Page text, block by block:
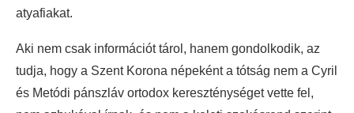
atyafiakat.
Aki nem csak információt tárol, hanem gondolkodik, az
tudja, hogy a Szent Korona népeként a tótság nem a Cyril
és Metódi pánszláv ortodox kereszténységet vette fel,